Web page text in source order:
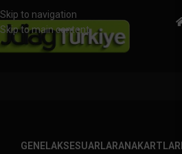
Skip to navigation
Skip to main content
GENELAKSESUARLARANAKARTLAR